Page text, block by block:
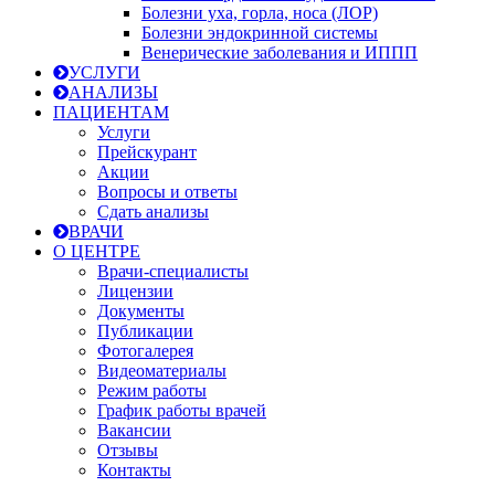
Болезни уха, горла, носа (ЛОР)
Болезни эндокринной системы
Венерические заболевания и ИППП
УСЛУГИ
АНАЛИЗЫ
ПАЦИЕНТАМ
Услуги
Прейскурант
Акции
Вопросы и ответы
Сдать анализы
ВРАЧИ
О ЦЕНТРЕ
Врачи-специалисты
Лицензии
Документы
Публикации
Фотогалерея
Видеоматериалы
Режим работы
График работы врачей
Вакансии
Отзывы
Контакты